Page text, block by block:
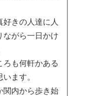
きの人達に人
ながら一日かけ
ろも何軒かある
ます。
関内から歩き始